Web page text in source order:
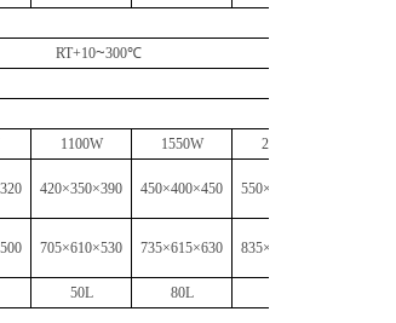
RT+10~300℃
1100W 1550W 2050W
420×350×390 450×400×450 550×450×550
705×610×530 735×615×630 835×670×730
50L 80L